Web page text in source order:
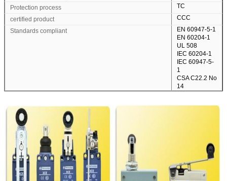
Protection process
TC
certified product
CCC
Standards compliant
EN 60947-5-1
EN 60204-1
UL 508
IEC 60204-1
IEC 60947-5-
1
CSA C22.2 No
14